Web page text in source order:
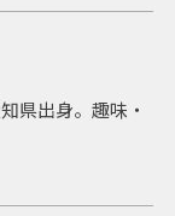
県出身。趣味・